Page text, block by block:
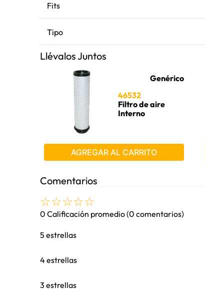
Fits
Tipo
Llévalos Juntos
Genérico
46532
Filtro de aire
Interno
AGREGAR AL CARRITO
Comentarios
☆☆☆☆☆
0 Calificación promedio(0 comentarios)
5 estrellas
4 estrellas
3 estrellas